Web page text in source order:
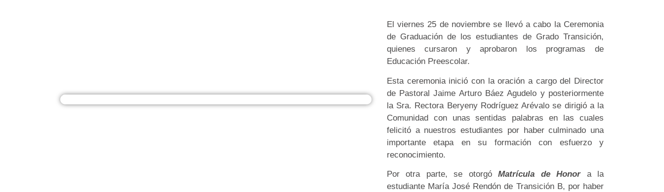
El viernes 25 de noviembre se llevó a cabo la Ceremonia
de Graduación de los estudiantes de Grado Transición,
quienes cursaron y aprobaron los programas de
Educación Preescolar.
Esta ceremonia inició con la oración a cargo del Director
de Pastoral Jaime Arturo Báez Agudelo y posteriormente
la Sra. Rectora Beryeny Rodríguez Arévalo se dirigió a la
Comunidad con unas sentidas palabras en las cuales
felicitó a nuestros estudiantes por haber culminado una
importante etapa en su formación con esfuerzo y
reconocimiento.
Por otra parte, se otorgóMatrícula de Honora la
estudiante María José Rendón de Transición B, por haber